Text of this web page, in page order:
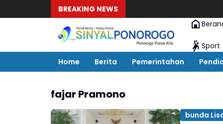
BREAKING NEWS
Sport
Home
Berita Pemerintahan
fajar Pramono
bunda